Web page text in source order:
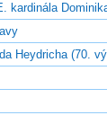
kardinála
Heydricha (70.